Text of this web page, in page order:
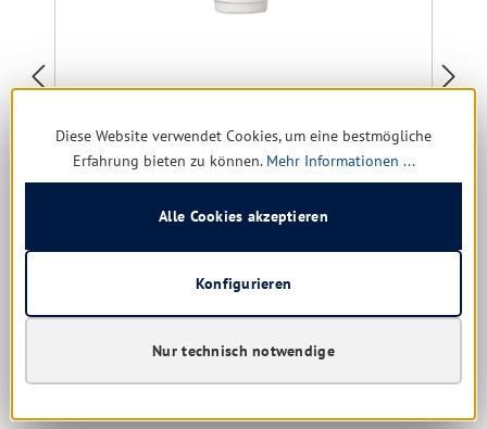
7,93 €(46.28% gespart)
Diese Website verwendet Cookies, um eine bestmögliche
Erfahrung bieten zu können. Mehr Informationen ...
Nur technisch notwendige
Konfigurieren
Alle Cookies akzeptieren